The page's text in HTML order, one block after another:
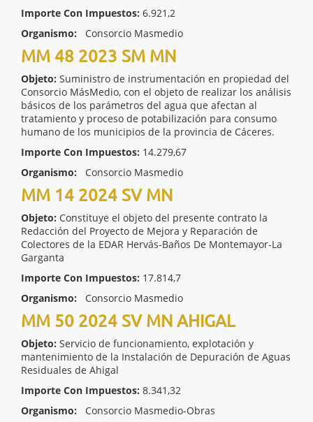
Importe Con Impuestos: 6.921,2
Organismo:
Consorcio Masmedio
MM 48 2023 SM MN
Objeto: Suministro de instrumentación en propiedad del
Consorcio MásMedio, con el objeto de realizar los análisis
básicos de los parámetros del agua que afectan al
tratamiento y proceso de potabilización para consumo
humano de los municipios de la provincia de Cáceres.
Importe Con Impuestos: 14.279,67
Organismo:
Consorcio Masmedio
MM 14 2024 SV MN
Objeto: Constituye el objeto del presente contrato la
Redacción del Proyecto de Mejora y Reparación de
Colectores de la EDAR Hervás-Baños De Montemayor-La
Garganta
Importe Con Impuestos: 17.814,7
Organismo:
Consorcio Masmedio
MM 50 2024 SV MN AHIGAL
Objeto: Servicio de funcionamiento, explotación y
mantenimiento de la Instalación de Depuración de Aguas
Residuales de Ahigal
Importe Con Impuestos: 8.341,32
Organismo:
Consorcio Masmedio-Obras